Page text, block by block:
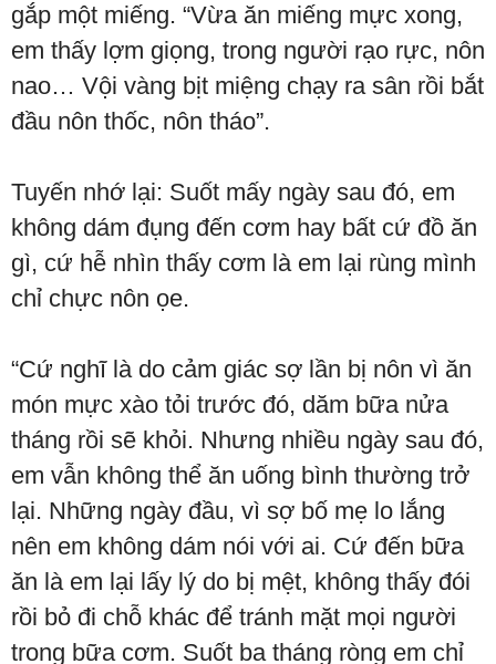
gắp một miếng. “Vừa ăn miếng mực xong,
em thấy lợm giọng, trong người rạo rực, nôn
nao… Vội vàng bịt miệng chạy ra sân rồi bắt
đầu nôn thốc, nôn tháo”.
Tuyến nhớ lại: Suốt mấy ngày sau đó, em
không dám đụng đến cơm hay bất cứ đồ ăn
gì, cứ hễ nhìn thấy cơm là em lại rùng mình
chỉ chực nôn ọe.
“Cứ nghĩ là do cảm giác sợ lần bị nôn vì ăn
món mực xào tỏi trước đó, dăm bữa nửa
tháng rồi sẽ khỏi. Nhưng nhiều ngày sau đó,
em vẫn không thể ăn uống bình thường trở
lại. Những ngày đầu, vì sợ bố mẹ lo lắng
nên em không dám nói với ai. Cứ đến bữa
ăn là em lại lấy lý do bị mệt, không thấy đói
rồi bỏ đi chỗ khác để tránh mặt mọi người
trong bữa cơm. Suốt ba tháng ròng em chỉ